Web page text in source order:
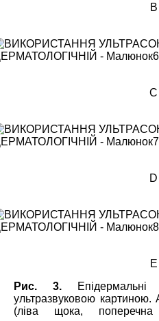
B
C
D
E
Рис. 3.Епідермальні
ультразвуковою
(ліва щока, поперечна